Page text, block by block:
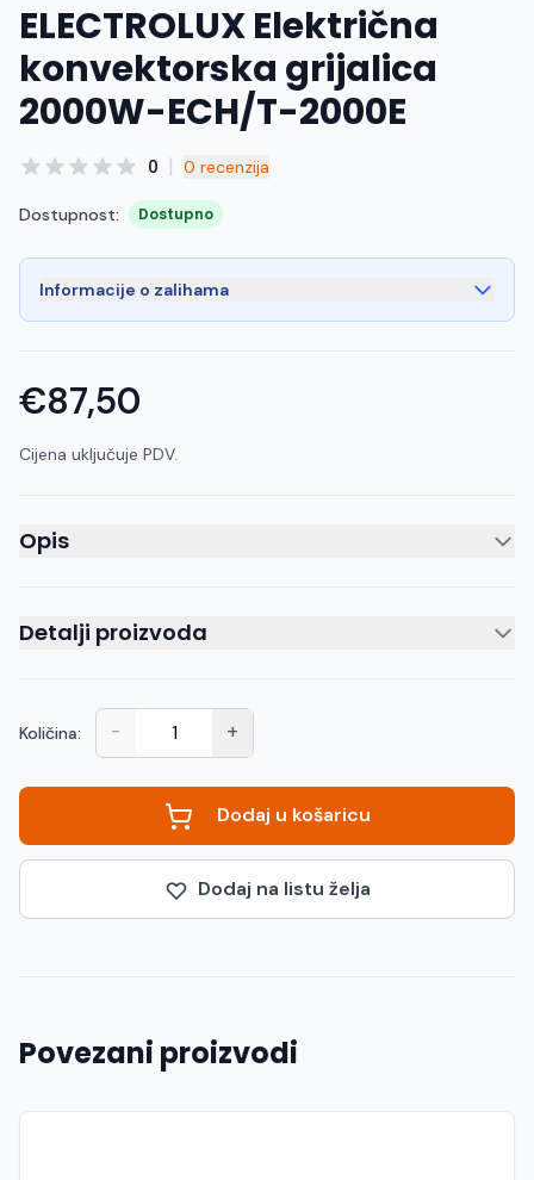
ELECTROLUX Električna
konvektorska grijalica
2000W-ECH/T-2000E
0 | 0 recenzija
Dostupnost: Dostupno
Informacije o zalihama
€87,50
Cijena uključuje PDV.
Opis
Detalji proizvoda
Količina: - +
Dodaj u košaricu
Dodaj na listu želja
Povezani proizvodi